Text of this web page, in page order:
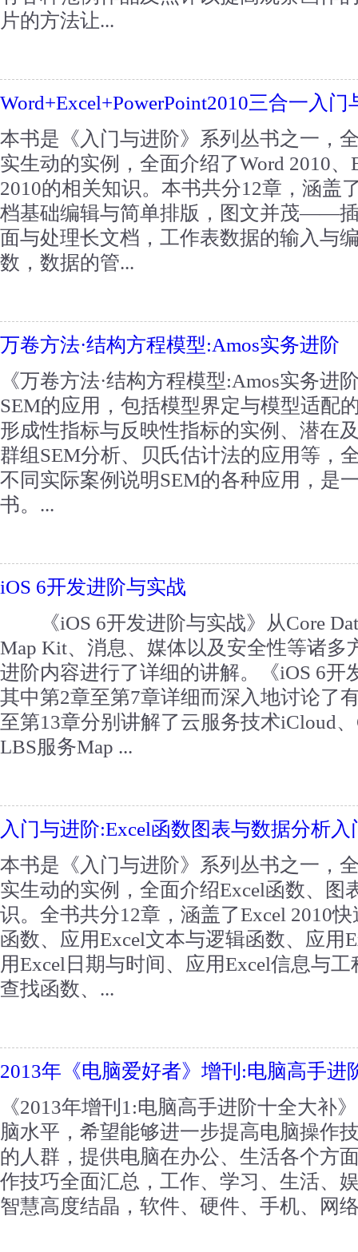
片的方法让...
Word+Excel+PowerPoint2010三合一入门
本书是《入门与进阶》系列丛书之一，
实生动的实例，全面介绍了Word 2010、
2010的相关知识。本书共分12章，涵盖
档基础编辑与简单排版，图文并茂——
面与处理长文档，工作表数据的输入与
数，数据的管...
万卷方法·结构方程模型:Amos实务进阶
《万卷方法·结构方程模型:Amos实务进
SEM的应用，包括模型界定与模型适配
形成性指标与反映性指标的实例、潜在
群组SEM分析、贝氏估计法的应用等，
不同实际案例说明SEM的各种应用，是
书。...
iOS 6开发进阶与实战
《iOS 6开发进阶与实战》从Core
Map Kit、消息、媒体以及安全性等诸多
进阶内容进行了详细的讲解。《iOS 6开
其中第2章至第7章详细而深入地讨论了
至第13章分别讲解了云服务技术iCloud
LBS服务Map ...
入门与进阶:Excel函数图表与数据分析入
本书是《入门与进阶》系列丛书之一，
实生动的实例，全面介绍Excel函数、图
识。全书共分12章，涵盖了Excel 2010
函数、应用Excel文本与逻辑函数、应用
用Excel日期与时间、应用Excel信息与
查找函数、...
2013年《电脑爱好者》增刊:电脑高手进
《2013年增刊1:电脑高手进阶十全大补
脑水平，希望能够进一步提高电脑操作
的人群，提供电脑在办公、生活各个方
作技巧全面汇总，工作、学习、生活、
智慧高度结晶，软件、硬件、手机、网